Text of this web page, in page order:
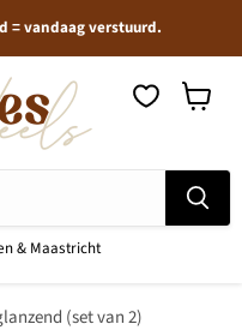
= vandaag verstuurd.
& Maastricht
(set van 2)